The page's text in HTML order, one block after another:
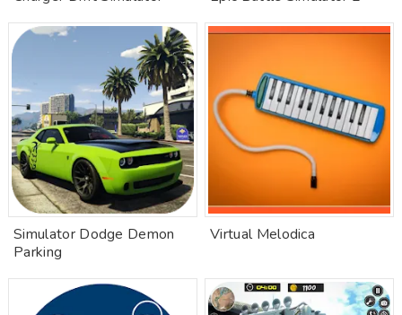
Simulator Dodge Demon
Parking
Virtual Melodica